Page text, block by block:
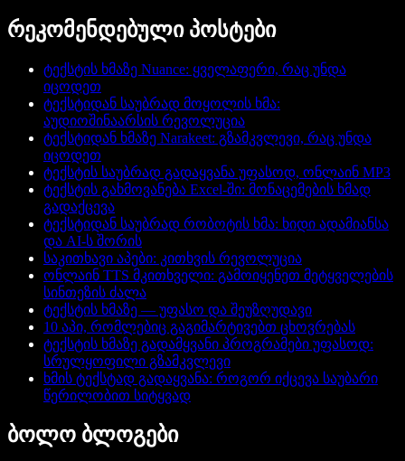
რეკომენდებული პოსტები
ტექსტის ხმაზე Nuance: ყველაფერი, რაც უნდა
იცოდეთ
ტექსტიდან საუბრად მოყოლის ხმა:
აუდიოშინაარსის რევოლუცია
ტექსტიდან ხმაზე Narakeet: გზამკვლევი, რაც უნდა
იცოდეთ
ტექსტის საუბრად გადაყვანა უფასოდ, ონლაინ MP3
ტექსტის გახმოვანება Excel-ში: მონაცემების ხმად
გადაქცევა
ტექსტიდან საუბრად რობოტის ხმა: ხიდი ადამიანსა
და AI-ს შორის
საკითხავი აპები: კითხვის რევოლუცია
ონლაინ TTS მკითხველი: გამოიყენეთ მეტყველების
სინთეზის ძალა
ტექსტის ხმაზე — უფასო და შეუზღუდავი
10 აპი, რომლებიც გაგიმარტივებთ ცხოვრებას
ტექსტის ხმაზე გადამყვანი პროგრამები უფასოდ:
სრულყოფილი გზამკვლევი
ხმის ტექსტად გადაყვანა: როგორ იქცევა საუბარი
წერილობით სიტყვად
ბოლო ბლოგები